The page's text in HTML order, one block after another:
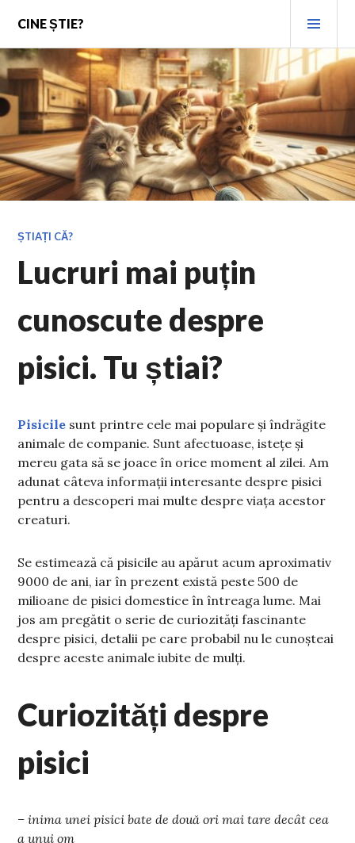
content
CINE ȘTIE?
ȘTIAȚI CĂ?
Lucruri mai puțin
cunoscute despre
pisici. Tu știai?
Pisicile sunt printre cele mai populare și îndrăgite
animale de companie. Sunt afectuoase, istețe și
mereu gata să se joace în orice moment al zilei. Am
adunat câteva informații interesante despre pisici
pentru a descoperi mai multe despre viața acestor
creaturi.
Se estimează că pisicile au apărut acum aproximativ
9000 de ani, iar în prezent există peste 500 de
milioane de pisici domestice în întreaga lume. Mai
jos am pregătit o serie de curiozități fascinante
despre pisici, detalii pe care probabil nu le cunoșteai
despre aceste animale iubite de mulți.
Curiozități despre
pisici
– inima unei pisici bate de două ori mai tare decât cea
a unui om